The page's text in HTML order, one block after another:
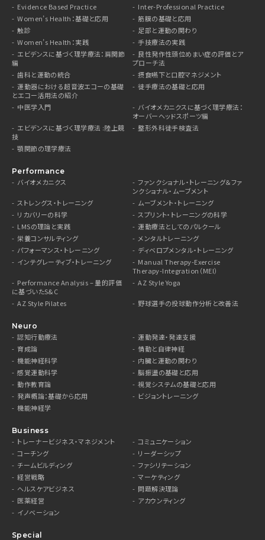
Evidence Based Practice
Inter-Professional Practice
Women’s Health：基礎と応用
筋膜の基礎と応用
触診
足部と運動の関わり
Women’s Health：実践
手技療法の実践
エビデンスに基づく理学療法：肩関節
編
良性発作性頭位めまい症の評価とア
プローチ法
歯科と運動の統合
摂食嚥下と口腔マネジメント
運動器における超音波エコーの基礎
とエコー活用法の紹介
徒手療法の基礎と応用
中医学入門
バイオメカニクスに基づく理学療法：
オーバーヘッドスポーツ編
エビデンスに基づく理学療法 :陸上競
技
整形外科徒手検査法
顎関節の理学療法
Performance
バイオメカニクス
ファンクショナル・トレーニング＆ファ
ンクショナル・ムーブメント
ストレングス・トレーニング
ムーブメント・トレーニング
リカバリーの科学
スプリント・トレーニングの科学
LMSの理論と実践
運動療法としてのパルクール
栄養コンサルティング
メンタルトレーニング
パフォーマンス・トレーニング
ディベロプメンタル・トレーニング
インテグレーティブ・トレーニング
Manual Therapy-Exercise
Therapy-Integration（MEI）
Performance Analysis – 量的評価
に基づいたS&C
AZ Style Yoga
AZ Style Pilates 野球選手の投球動作分析と改善法
Neuro
認知行動療法
運動発達・発達支援
育成論
情動と自律神経
機能神経科学
内臓と運動の関わり
感覚運動科学
脳振盪の基礎と応用
動作教育論
視覚システムの基礎と応用
発声概論：基礎から応用
ビジョントレーニング
機能神経学
Business
トレーナービジネス・マネジメント
コミュニケーション
コーチング
リーダーシップ
チームビルディング
ファシリテーション
経営戦略
マーケティング
ヘルスケアビジネス
問題解決理論
医薬経営
アカウンティング
イノベーション
Special